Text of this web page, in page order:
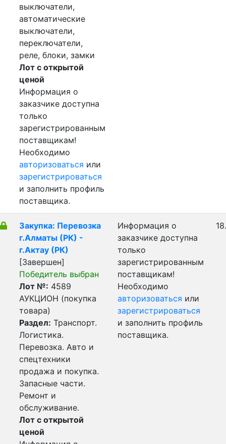
выключатели,
автоматические
выключатели,
переключатели,
реле, блоки, замки
Лот с открытой
ценой
Информация о
заказчике доступна
только
зарегистрированным
поставщикам!
Необходимо
авторизоваться или
зарегистрироваться
и заполнить профиль
поставщика.
Закупка: Перевозка
г.Алматы (РК) -
г.Актау (РК)
[Завершен]
Победитель выбран
Лот №: 4589
АУКЦИОН (покупка
товара)
Раздел: Транспорт.
Логистика.
Перевозка. Авто и
спецтехники
продажа и покупка.
Запасные части.
Ремонт и
обслуживание.
Лот с открытой
ценой
Информация о
заказчике доступна
только
зарегистрированным
поставщикам!
Необходимо
авторизоваться или
зарегистрироваться
и заполнить профиль
поставщика.